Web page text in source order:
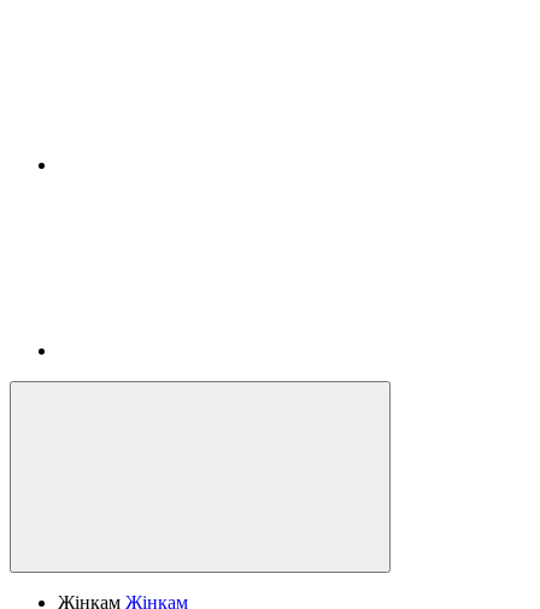
Жінкам Жінкам